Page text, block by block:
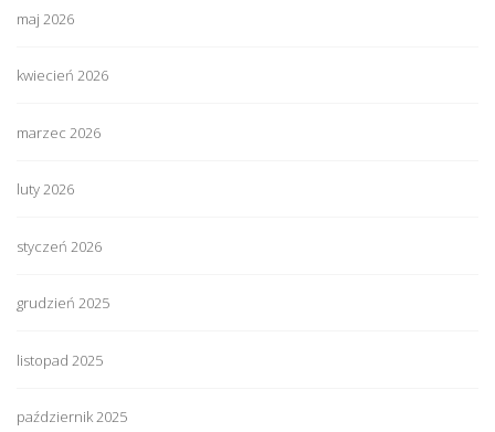
maj 2026
kwiecień 2026
marzec 2026
luty 2026
styczeń 2026
grudzień 2025
listopad 2025
październik 2025